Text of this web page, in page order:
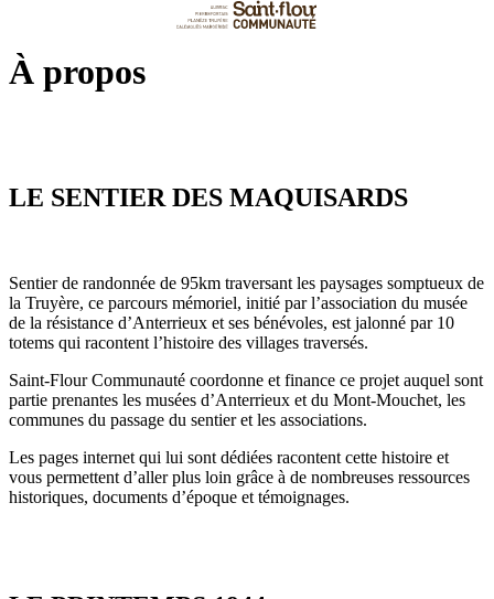
À propos
LE SENTIER DES MAQUISARDS
Sentier de randonnée de 95km traversant les paysages somptueux de
la Truyère, ce parcours mémoriel, initié par l’association du musée
de la résistance d’Anterrieux et ses bénévoles, est jalonné par 10
totems qui racontent l’histoire des villages traversés.
Saint-Flour Communauté coordonne et finance ce projet auquel sont
partie prenantes les musées d’Anterrieux et du Mont-Mouchet, les
communes du passage du sentier et les associations.
Les pages internet qui lui sont dédiées racontent cette histoire et
vous permettent d’aller plus loin grâce à de nombreuses ressources
historiques, documents d’époque et témoignages.